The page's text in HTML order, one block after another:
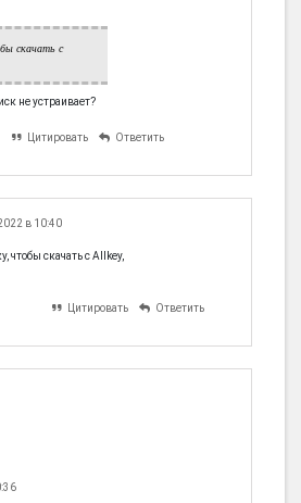
скачать с
не устраивает?
Цитировать Ответить
в 10:40
чтобы скачать с Allkey,
Цитировать Ответить